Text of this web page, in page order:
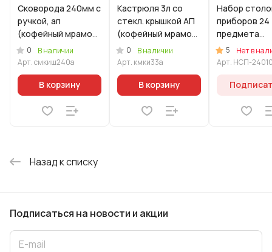
Сковорода 240мм с
ручкой, ап
(кофейный мрамор)
линия "Мраморная
индукционная"
0
В наличии
Арт.смкиш240а
В корзину
Кастрюля 3л со
стекл. крышкой АП
(кофейный мрамор)
линия "Мраморная
Индукционная"
0
В наличии
Арт. кмки33а
В корзину
Набор
приборов 24
предмета
"Арабеск"
5
Нет в
Арт. НСП-
Назад к списку
Подписаться на новости и акции